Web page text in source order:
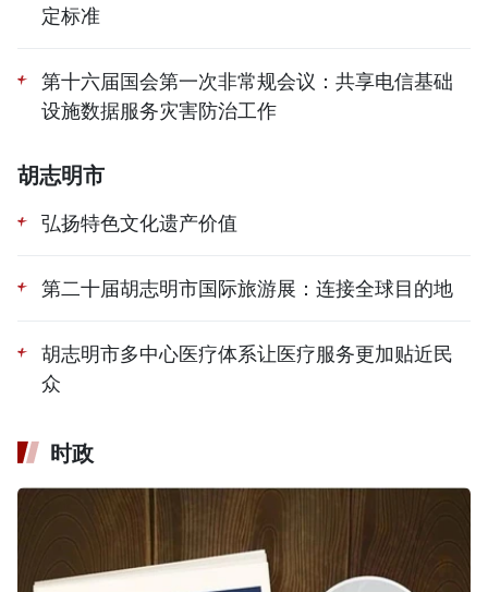
定标准
第十六届国会第一次非常规会议：共享电信基础
设施数据服务灾害防治工作
胡志明市
弘扬特色文化遗产价值
第二十届胡志明市国际旅游展：连接全球目的地
胡志明市多中心医疗体系让医疗服务更加贴近民
众
时政